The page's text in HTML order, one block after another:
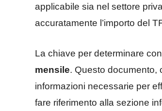
applicabile sia nel settore
accuratamente l’importo del
La chiave per determinare
mensile. Questo documento,
informazioni necessarie per
fare riferimento alla sezione